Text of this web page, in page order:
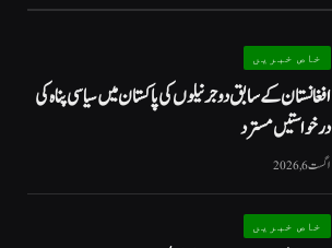
خاص خبریں
افغانستان کے سابق دو جرنیلوں کی پاکستان میں سیاسی پناہ کی
درخواستیں مسترد
اگست 6, 2026
خاص خبریں